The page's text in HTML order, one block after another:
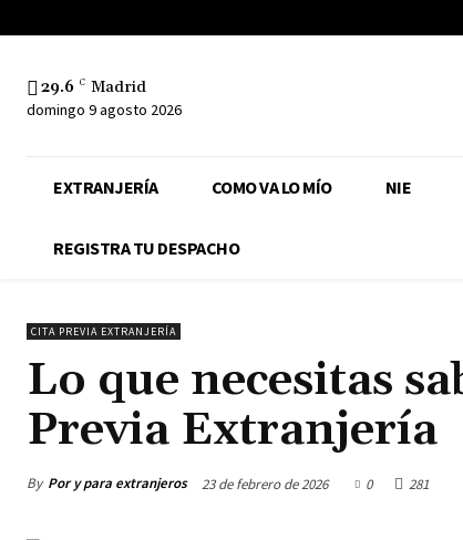
29.6 C Madrid
domingo 9 agosto 2026
EXTRANJERÍA COMO VA LO MÍO NIE
REGISTRA TU DESPACHO
CITA PREVIA EXTRANJERÍA
Lo que necesitas
Previa Extranjería
By Por y para extranjeros 23 de febrero de 2026 0 281